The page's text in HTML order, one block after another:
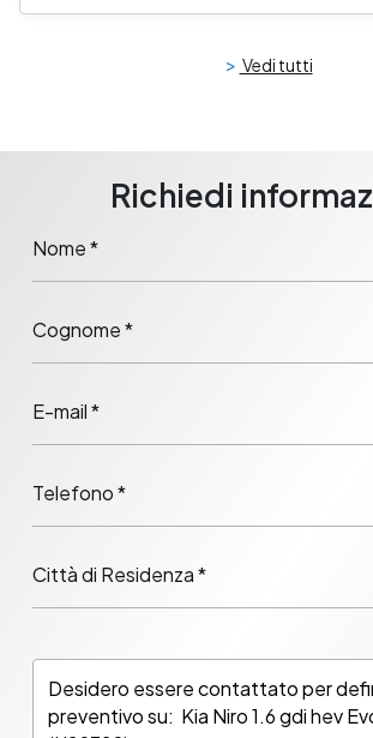
> Vedi tutti
Richiedi
Nome *
Cognome *
E-mail *
Telefono *
Città di Residenza *